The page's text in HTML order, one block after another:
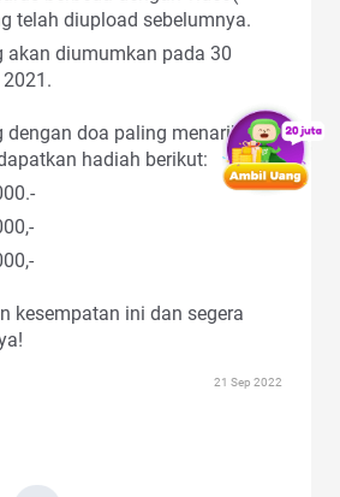
telah diupload sebelumnya.
akan diumumkan pada 30
dengan doa paling menarik
hadiah berikut:
kesempatan ini dan segera
21 Sep 2022